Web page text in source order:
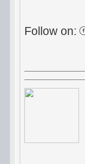
Follow on: